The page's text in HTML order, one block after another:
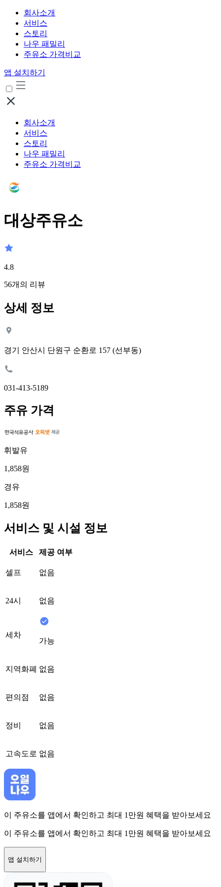
회사소개
서비스
스토리
나우 패밀리
주유소 가격비교
앱 설치하기
회사소개
서비스
스토리
나우 패밀리
주유소 가격비교
대상주유소
4.8
56개의 리뷰
상세 정보
경기 안산시 단원구 순환로 157 (선부동)
031-413-5189
주유 가격
휘발유
1,858원
경유
1,858원
서비스 및 시설 정보
서비스 제공 여부
셀프 없음
24시 없음
세차
가능
지역화폐 없음
편의점 없음
정비 없음
고속도로 없음
이 주유소를 앱에서 확인하고 최대 1만원 혜택을 받아보세요
이 주유소를 앱에서 확인하고 최대 1만원 혜택을 받아보세요
앱 설치하기